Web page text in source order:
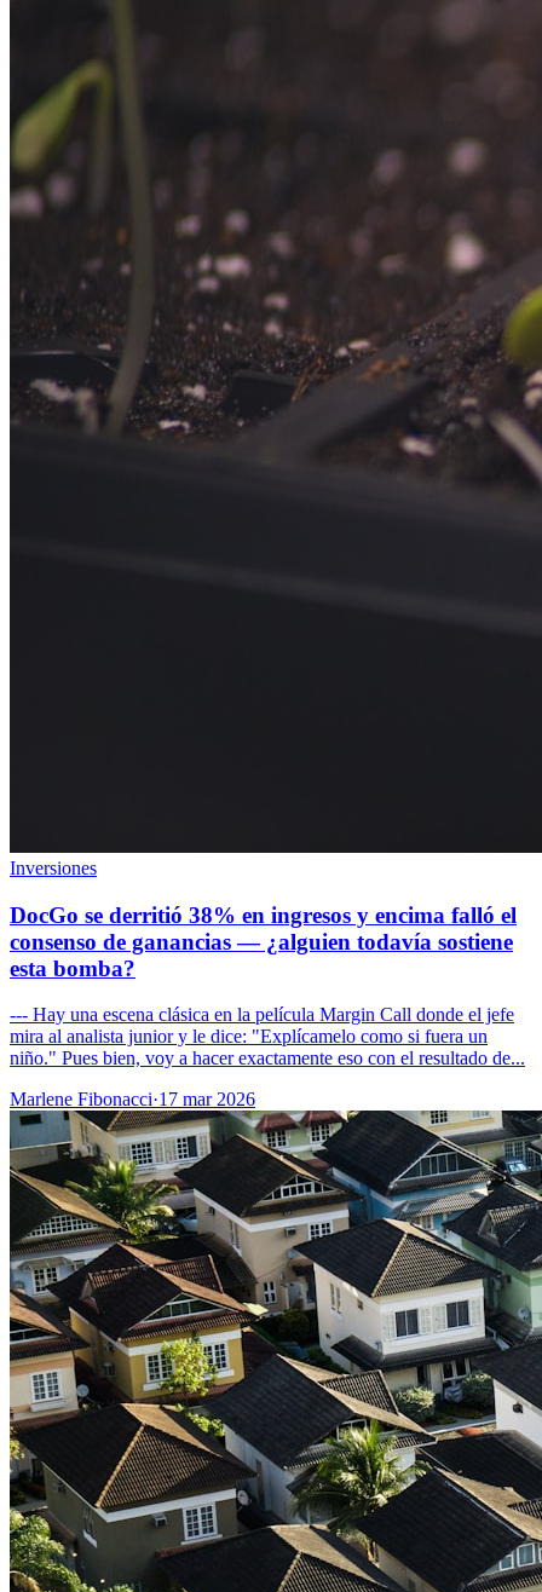
Inversiones
DocGo se derritió 38% en ingresos y encima falló el
consenso de ganancias — ¿alguien todavía sostiene
esta bomba?
--- Hay una escena clásica en la película Margin Call donde el jefe
mira al analista junior y le dice: "Explícamelo como si fuera un
niño." Pues bien, voy a hacer exactamente eso con el resultado de...
Marlene Fibonacci·17 mar 2026